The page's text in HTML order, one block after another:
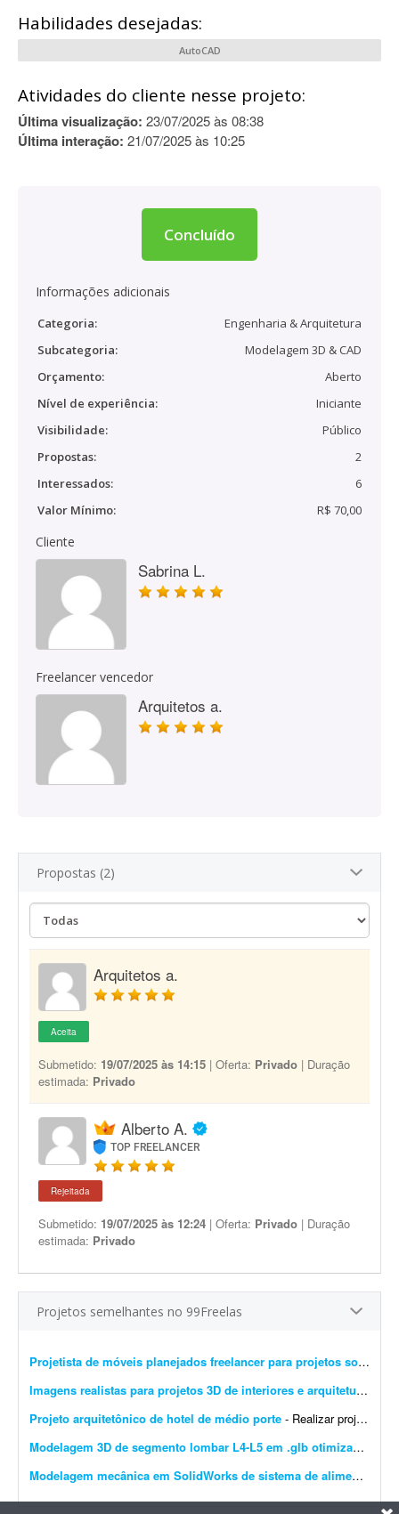
Habilidades desejadas:
AutoCAD
Atividades do cliente nesse projeto:
Última visualização: 23/07/2025 às 08:38
Última interação: 21/07/2025 às 10:25
Concluído
Informações adicionais
Categoria:
Engenharia & Arquitetura
Subcategoria:
Modelagem 3D & CAD
Orçamento:
Aberto
Nível de experiência:
Iniciante
Visibilidade:
Público
Propostas:
2
Interessados:
6
Valor Mínimo:
R$ 70,00
Cliente
Sabrina L.
Freelancer vencedor
Arquitetos a.
Propostas (2)
Arquitetos a.
Aceita
Submetido: 19/07/2025 às 14:15 | Oferta: Privado | Duração
estimada: Privado
Alberto A.
TOP FREELANCER
Rejeitada
Submetido: 19/07/2025 às 12:24 | Oferta: Privado | Duração
estimada: Privado
Projetos semelhantes no 99Freelas
Projetista de móveis planejados freelancer para projetos sob medida
Imagens realistas para projetos 3D de interiores e arquitetura
Projeto arquitetônico de hotel de médio porte - Realizar projeto arquitetônico para hotel de médio porte e entregar os desenhos técnicos realizados em softwares de modelagem CAD/BIM. Você deverá entregar: * Rel...
Modelagem 3D de segmento lombar L4-L5 em .glb otimizado para WebGL
Modelagem mecânica em SolidWorks de sistema de alimentação industrial